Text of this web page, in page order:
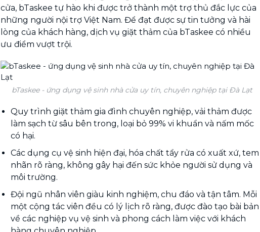
cửa, bTaskee tự hào khi được trở thành một trợ thủ đắc lực của
những người nội trợ Việt Nam. Để đạt được sự tin tưởng và hài
lòng của khách hàng, dịch vụ giặt thảm của bTaskee có nhiều
ưu điểm vượt trội.
bTaskee - ứng dụng vệ sinh nhà cửa uy tín, chuyên nghiệp tại Đà Lạt
Quy trình giặt thảm gia đình chuyên nghiệp, vải thảm được
làm sạch từ sâu bên trong, loại bỏ 99% vi khuẩn và nấm mốc
có hại.
Các dụng cụ vệ sinh hiện đại, hóa chất tẩy rửa có xuất xứ, tem
nhãn rõ ràng, không gây hại đến sức khỏe người sử dụng và
môi trường.
Đội ngũ nhân viên giàu kinh nghiệm, chu đáo và tận tâm. Mỗi
một cộng tác viên đều có lý lịch rõ ràng, được đào tạo bài bản
về các nghiệp vụ vệ sinh và phong cách làm việc với khách